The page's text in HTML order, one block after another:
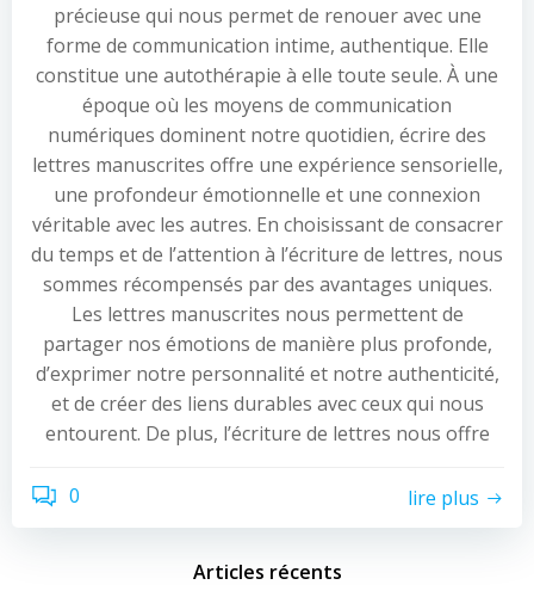
précieuse qui nous permet de renouer avec une
forme de communication intime, authentique. Elle
constitue une autothérapie à elle toute seule. À une
époque où les moyens de communication
numériques dominent notre quotidien, écrire des
lettres manuscrites offre une expérience sensorielle,
une profondeur émotionnelle et une connexion
véritable avec les autres. En choisissant de consacrer
du temps et de l’attention à l’écriture de lettres, nous
sommes récompensés par des avantages uniques.
Les lettres manuscrites nous permettent de
partager nos émotions de manière plus profonde,
d’exprimer notre personnalité et notre authenticité,
et de créer des liens durables avec ceux qui nous
entourent. De plus, l’écriture de lettres nous offre
0 lire plus
Articles récents